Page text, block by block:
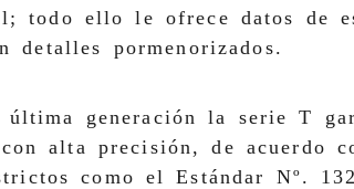
todo ello le ofrece datos de
pormenorizados.
generación la serie T
alta precisión, de acuerdo
como el Estándar Nº.